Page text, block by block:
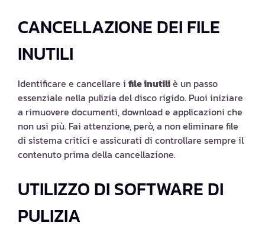
CANCELLAZIONE DEI FILE
INUTILI
Identificare e cancellare i file inutiliè un passo
essenziale nella pulizia del disco rigido. Puoi iniziare
a rimuovere documenti, download e applicazioni che
non usi più. Fai attenzione, però, a non eliminare file
di sistema critici e assicurati di controllare sempre il
contenuto prima della cancellazione.
UTILIZZO DI SOFTWARE DI
PULIZIA